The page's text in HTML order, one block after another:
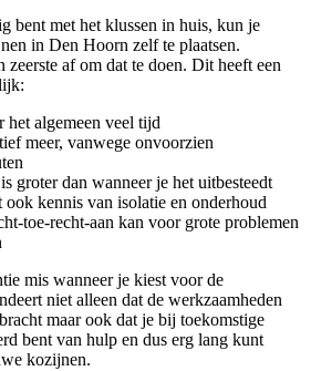
bent met het klussen in huis, kun je
in Den Hoorn zelf te plaatsen.
af om dat te doen. Dit heeft een
het algemeen veel tijd
meer, vanwege onvoorzien
groter dan wanneer je het uitbesteedt
ook kennis van isolatie en onderhoud
toe-recht-aan kan voor grote problemen
mis wanneer je kiest voor de
niet alleen dat de werkzaamheden
maar ook dat je bij toekomstige
bent van hulp en dus erg lang kunt
kozijnen.